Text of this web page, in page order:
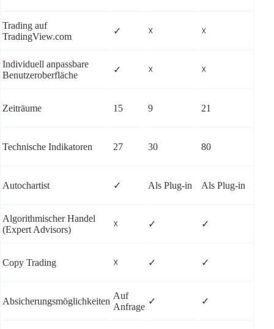
Trading auf
TradingView.com
✓ ☓ ☓
Individuell anpassbare
Benutzeroberfläche
✓ ☓ ☓
Zeiträume 15 9 21
Technische Indikatoren 27 30 80
Autochartist ✓ Als Plug-in Als Plug-in
Algorithmischer Handel
(Expert Advisors)
☓ ✓ ✓
Copy Trading ☓ ✓ ✓
Absicherungsmöglichkeiten
Auf
Anfrage
✓ ✓